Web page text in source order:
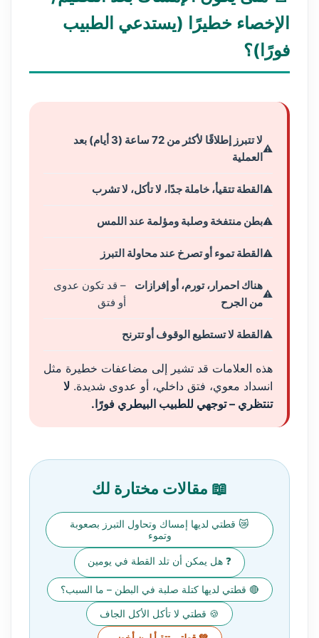
الإخصاء خطيرًا (يستدعي الطبيب
فورًا)؟
لا تتبرز إطلاقًا لأكثر من 72 ساعة (3 أيام) بعد
العملية
القطة تتقيأ، خاملة جدًا، لا تأكل، لا تشرب
بطن منتفخة وصلبة ومؤلمة عند اللمس
القطة تموء أو تصرخ عند محاولة التبرز
هناك احمرار، تورم، أو إفرازات
من الجرح
– قد تكون عدوى
أو فتق
القطة لا تستطيع الوقوف أو تترنح
هذه العلامات قد تشير إلى مضاعفات خطيرة مثل
انسداد معوي، فتق داخلي، أو عدوى شديدة. لا
تنتظري – توجهي للطبيب البيطري فورًا.
📖 مقالات مختارة لك
😿 قطتي لديها إمساك وتحاول التبرز بصعوبة
وتموء
❓ هل يمكن أن تلد القطة في يومين
🔴 قطتي لديها كتلة صلبة في البطن – ما السبب؟
🍪 قطتي لا تأكل الأكل الجاف